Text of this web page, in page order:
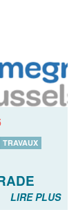
TRAVAUX
LIRE PLUS